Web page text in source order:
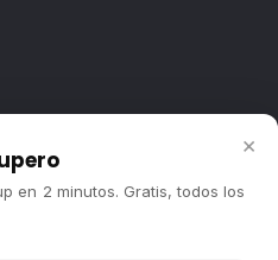
×
en 2 minutos. Gratis, todos los